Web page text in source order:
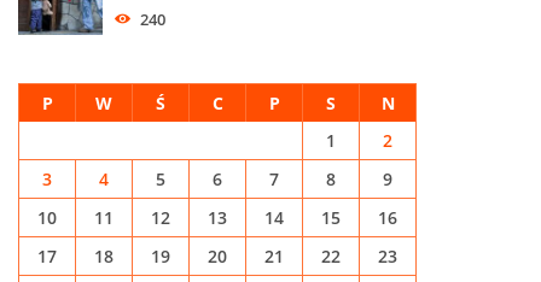
240
P W Ś C P S N
1
2
3
4 5 6 7 8
9
10
11 12 13 14 15
16
17
18 19 20 21 22
23